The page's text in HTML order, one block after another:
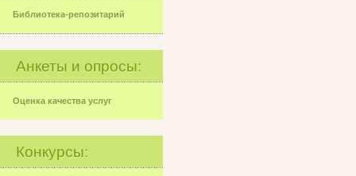
Библиотека-репозитарий
Анкеты и опросы:
Оценка качества услуг
Конкурсы: